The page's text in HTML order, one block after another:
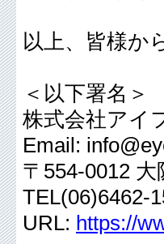
以上、皆様か
＜以下署名＞
株式会社アイ
Email:
〒554-0012
TEL(06)6462-
URL: https://